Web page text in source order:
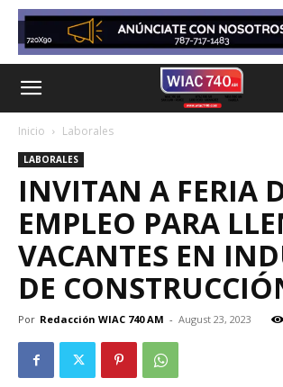
Inicio Laborales
LABORALES
INVITAN A FERIA
EMPLEO PARA
VACANTES EN
DE
Por Redacción WIAC 740 AM - August 23, 2023